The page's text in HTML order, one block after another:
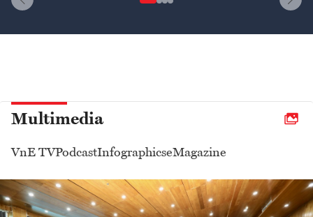
Multimedia
VnE TVPodcastInfographicseMagazine